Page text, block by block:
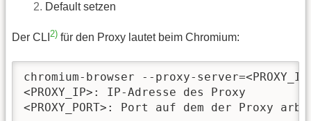
Default setzen
Der CLI 2) für den Proxy lautet beim Chromium:
chromium-browser --proxy-
<PROXY_IP>: IP-Adresse des Proxy
<PROXY_PORT>: Port auf dem der Proxy